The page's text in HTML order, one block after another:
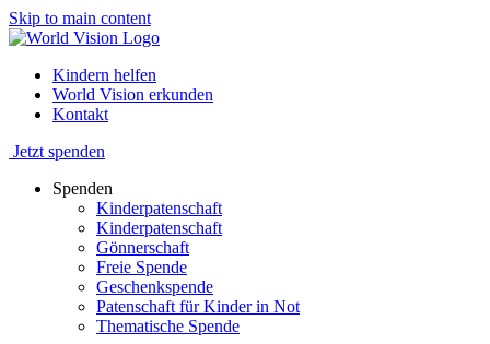
Skip to main content
Kindern helfen
World Vision erkunden
Kontakt
Jetzt spenden
Spenden
Kinderpatenschaft
Kinderpatenschaft
Gönnerschaft
Freie Spende
Geschenkspende
Patenschaft für Kinder in Not
Thematische Spende